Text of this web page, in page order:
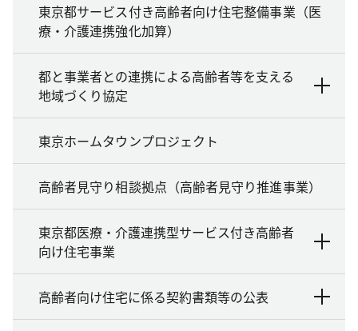
東京都サービス付き高齢者向け住宅整備事業（医
療・介護連携強化加算）
都と事業者との連携による高齢者等を支える
地域づくり協定
東京ホームタウンプロジェクト
高齢者見守り相談拠点（高齢者見守り推進事業）
東京都医療・介護連携型サービス付き高齢者
向け住宅事業
高齢者向け住宅に係る契約書類等の公表